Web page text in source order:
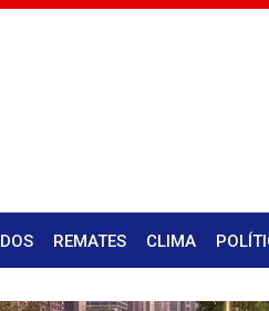
REMATES CLIMA